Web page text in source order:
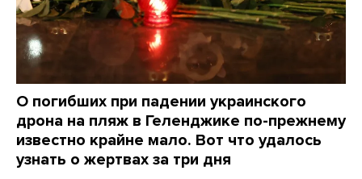
О погибших при падении украинского
дрона на пляж в Геленджике по-прежнему
известно крайне мало. Вот что удалось
узнать о жертвах за три дня